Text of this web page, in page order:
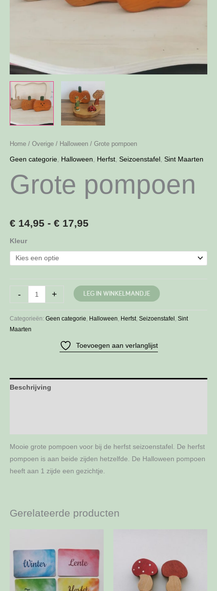
Home / Overige / Halloween / Grote pompoen
Geen categorie Halloween Herfst Seizoenstafel Sint Maarten
Grote pompoen
€ 14,95 - € 17,95
Kleur
-
pompoen
aantal
+ LEG IN WINKELMANDJE
Categorieën: Geen categorie, Halloween, Herfst, Seizoenstafel , Sint
Maarten
Toevoegen aan verlanglijst
Beschrijving
Mooie grote pompoen voor bij de herfst seizoenstafel. De herfst
pompoen is aan beide zijden hetzelfde. De Halloween pompoen
heeft aan 1 zijde een gezichtje.
Gerelateerde producten